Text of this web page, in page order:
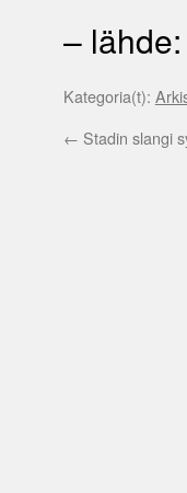
–
Kategoria(t):
← Stadin slangi